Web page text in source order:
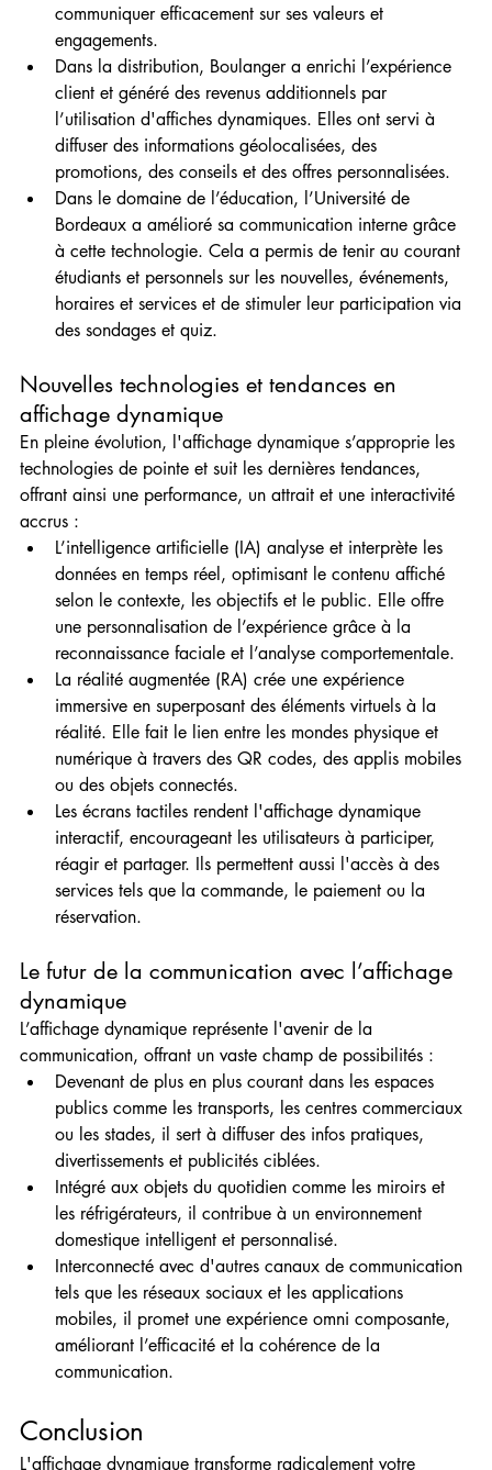
communiquer efficacement sur ses valeurs et
engagements.
Dans la distribution, Boulanger a enrichi l’expérience
client et généré des revenus additionnels par
l’utilisation d'affiches dynamiques. Elles ont servi à
diffuser des informations géolocalisées, des
promotions, des conseils et des offres personnalisées.
Dans le domaine de l’éducation, l’Université de
Bordeaux a amélioré sa communication interne grâce
à cette technologie. Cela a permis de tenir au courant
étudiants et personnels sur les nouvelles, événements,
horaires et services et de stimuler leur participation via
des sondages et quiz.
Nouvelles technologies et tendances en
affichage dynamique
En pleine évolution, l'affichage dynamique s’approprie les
technologies de pointe et suit les dernières tendances,
offrant ainsi une performance, un attrait et une interactivité
accrus :
L’intelligence artificielle (IA) analyse et interprète les
données en temps réel, optimisant le contenu affiché
selon le contexte, les objectifs et le public. Elle offre
une personnalisation de l’expérience grâce à la
reconnaissance faciale et l’analyse comportementale.
La réalité augmentée (RA) crée une expérience
immersive en superposant des éléments virtuels à la
réalité. Elle fait le lien entre les mondes physique et
numérique à travers des QR codes, des applis mobiles
ou des objets connectés.
Les écrans tactiles rendent l'affichage dynamique
interactif, encourageant les utilisateurs à participer,
réagir et partager. Ils permettent aussi l'accès à des
services tels que la commande, le paiement ou la
réservation.
Le futur de la communication avec l’affichage
dynamique
L’affichage dynamique représente l'avenir de la
communication, offrant un vaste champ de possibilités :
Devenant de plus en plus courant dans les espaces
publics comme les transports, les centres commerciaux
ou les stades, il sert à diffuser des infos pratiques,
divertissements et publicités ciblées.
Intégré aux objets du quotidien comme les miroirs et
les réfrigérateurs, il contribue à un environnement
domestique intelligent et personnalisé.
Interconnecté avec d'autres canaux de communication
tels que les réseaux sociaux et les applications
mobiles, il promet une expérience omni composante,
améliorant l’efficacité et la cohérence de la
communication.
Conclusion
L'affichage dynamique transforme radicalement votre